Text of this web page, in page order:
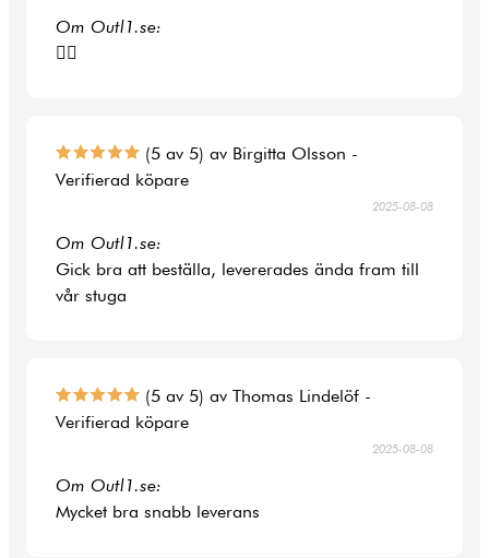
Om Outl1.se:
👍🏻
(5 av 5) av Birgitta Olsson -
Verifierad köpare
2025-08-08
Om Outl1.se:
Gick bra att beställa, levererades ända fram till
vår stuga
(5 av 5) av Thomas Lindelöf -
Verifierad köpare
2025-08-08
Om Outl1.se:
Mycket bra snabb leverans